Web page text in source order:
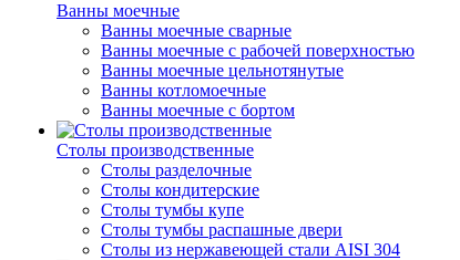
Ванны моечные
Ванны моечные сварные
Ванны моечные с рабочей поверхностью
Ванны моечные цельнотянутые
Ванны котломоечные
Ванны моечные с бортом
Столы производственные
Столы разделочные
Столы кондитерские
Столы тумбы купе
Столы тумбы распашные двери
Столы из нержавеющей стали AISI 304